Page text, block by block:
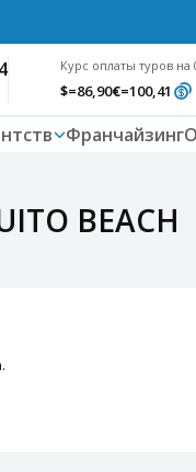
Курс оплаты туров на
$=86,90€=100,41
Франчайзинг
BEACH